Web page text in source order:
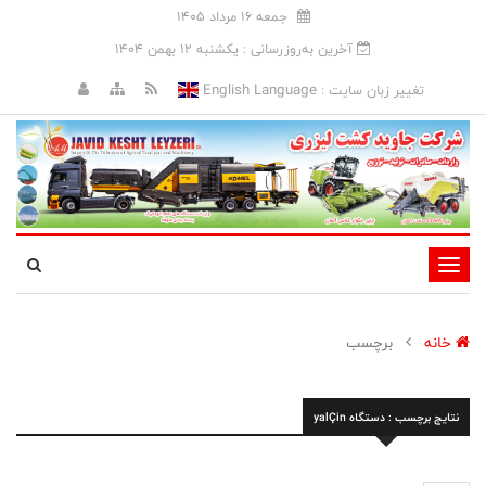
جمعه 16 مرداد 1405
آخرین به‌روزرسانی : يکشنبه 12 بهمن 1404
تغییر زبان سایت :English Language
تغییر
وضعیت
ناوبری
خانه برچسب
نتایج برچسب : دستگاه yalÇin